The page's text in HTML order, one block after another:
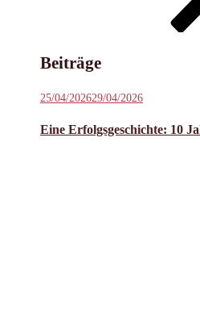
Beiträge
Veröffentlicht
25/04/202629/04/2026
Eine Erfolgsgeschichte: 10